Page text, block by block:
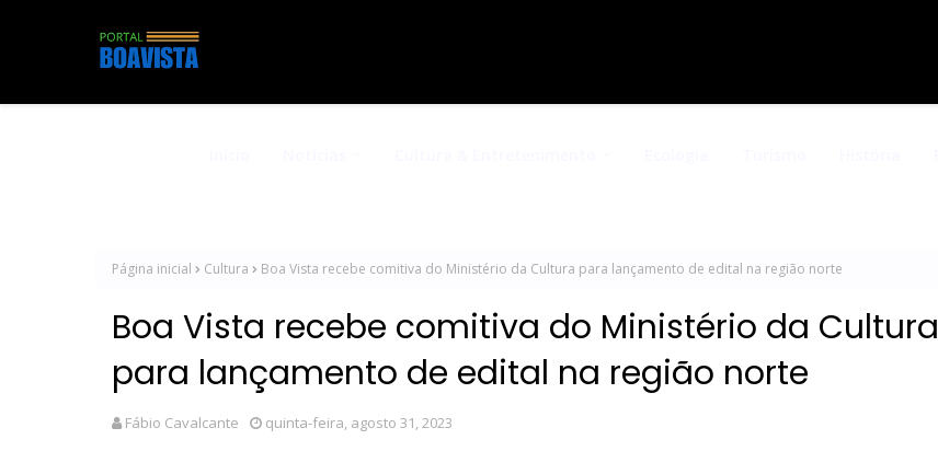
Página inicial Cultura Boa Vista recebe comitiva do Ministério da Cultura para lançamento de edital na região norte
Boa Vista recebe comitiva do Ministério da Cultura
para lançamento de edital na região norte
Fábio Cavalcante quinta-feira, agosto 31, 2023